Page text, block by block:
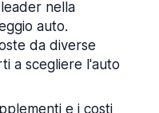
nella
auto.
da diverse
a scegliere l'auto
e i costi